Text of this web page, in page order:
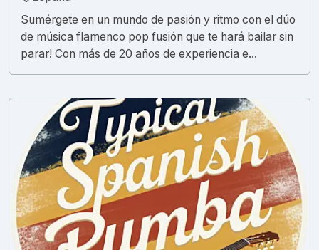
Sumérgete en un mundo de pasión y ritmo con el dúo
de música flamenco pop fusión que te hará bailar sin
parar! Con más de 20 años de experiencia e...